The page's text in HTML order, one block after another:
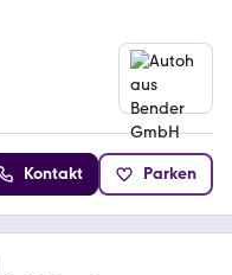
Kontakt Parken